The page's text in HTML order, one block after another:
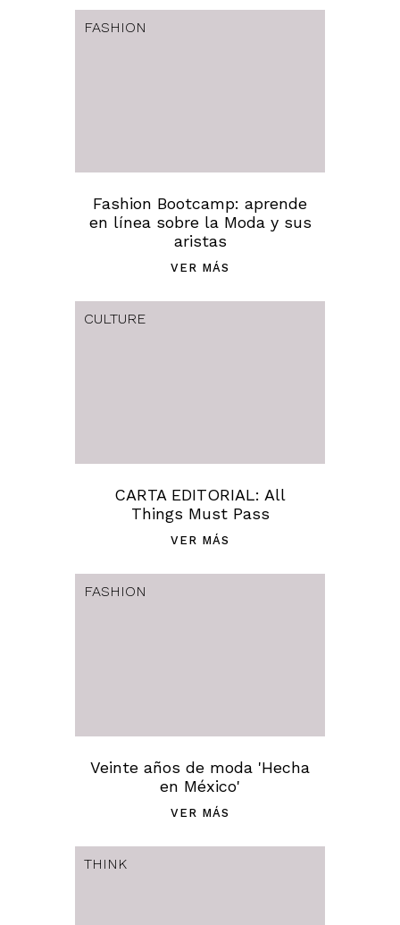
FASHION
Fashion Bootcamp: aprende
en línea sobre la Moda y sus
aristas
VER MÁS
CULTURE
CARTA EDITORIAL: All
Things Must Pass
VER MÁS
FASHION
Veinte años de moda 'Hecha
en México'
VER MÁS
THINK